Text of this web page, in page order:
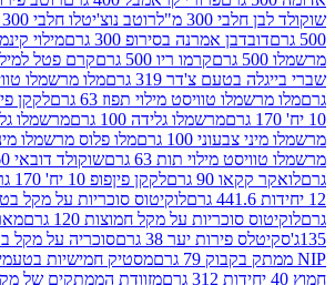
300 מ"ל
רוטב נוצ'יטלו חלבי 300 מ"ל
מלית
אמרנה בסירופ 300 גרם
מילוי קינמון 500 גרם
קרמו ריו 500 גרם
קרם פטל למילוי מקרון 500 ג'
צ'דר 319 גרם
טוויסט מילוי תפוז 63 גרם
לקקן פיןפופ-פירות
מרשמלו גלידה 100 גרם
מרשמלו גלידה 25 גרם
100 גרם
מלו פלוס מרשמלו מיני ורוד לבן 100 גרם
מילוי תות 63 גרם
שוקולד דובאי 60 גרם
90 גרם
לקקן פיןפופ 10 יח' 170 גרם
אוראו
על מקל חמוצות 120 גרם
מארס שלישייה
פירות יער 38 גרם
סוכריה על מקל בטעמים 22 גרם
מסטיק חמישיות בטעמים 21.5 גרם
מזוודת הממתקים של מקס וטסה